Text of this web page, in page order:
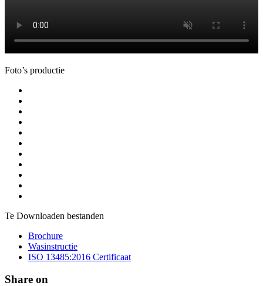
Foto’s productie
Te Downloaden bestanden
Brochure
Wasinstructie
ISO 13485:2016 Certificaat
Share on